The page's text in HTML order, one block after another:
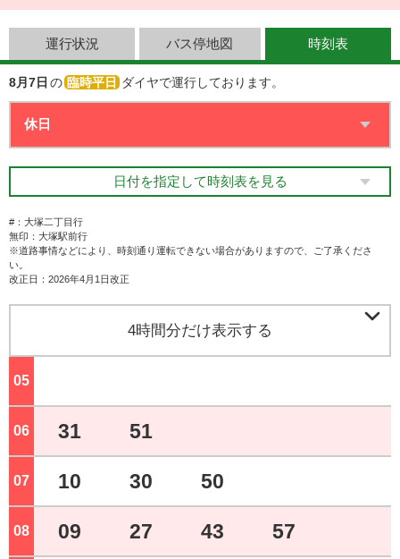
運行状況 バス停地図 時刻表
8月7日 の 臨時平日 ダイヤで運行しております。
日付を指定して時刻表を見る
#：大塚二丁目行
無印：大塚駅前行
※道路事情などにより、時刻通り運転できない場合がありますので、ご了承くださ
い。
改正日：2026年4月1日改正
4時間分だけ表示する 
05
06 31 51
07 10 30 50
08 09 27 43 57